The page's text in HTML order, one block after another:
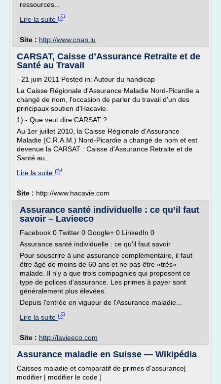
ressources...
Lire la suite
Site : http://www.cnap.lu
CARSAT, Caisse d’Assurance Retraite et de
Santé au Travail
- 21 juin 2011 Posted in: Autour du handicap
La Caisse Régionale d'Assurance Maladie Nord-Picardie a
changé de nom, l'occasion de parler du travail d'un des
principaux soutien d'Hacavie.
1) - Que veut dire CARSAT ?
Au 1er juillet 2010, la Caisse Régionale d'Assurance
Maladie (C.R.A.M.) Nord-Picardie a changé de nom et est
devenue la CARSAT : Caisse d'Assurance Retraite et de
Santé au...
Lire la suite
Site : http://www.hacavie.com
Assurance santé individuelle : ce qu’il faut
savoir – Lavieeco
Facebook 0 Twitter 0 Google+ 0 LinkedIn 0
Assurance santé individuelle : ce qu'il faut savoir
Pour souscrire à une assurance complémentaire, il faut
être âgé de moins de 60 ans et ne pas être «très»
malade. Il n'y a que trois compagnies qui proposent ce
type de polices d'assurance. Les primes à payer sont
généralement plus élevées.
Depuis l'entrée en vigueur de l'Assurance maladie...
Lire la suite
Site : http://lavieeco.com
Assurance maladie en Suisse — Wikipédia
Caisses maladie et comparatif de primes d'assurance[
modifier | modifier le code ]